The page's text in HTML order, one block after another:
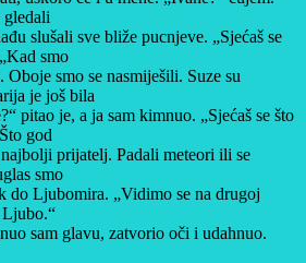
gledali
slušali sve bliže pucnjeve. „Sjećaš se
smo
smo se nasmiješili. Suze su
je još bila
pitao je, a ja sam kimnuo. „Sjećaš se što
god
prijatelj. Padali meteori ili se
smo
do Ljubomira. „Vidimo se na drugoj
Ljubo.“
sam glavu, zatvorio oči i udahnuo.